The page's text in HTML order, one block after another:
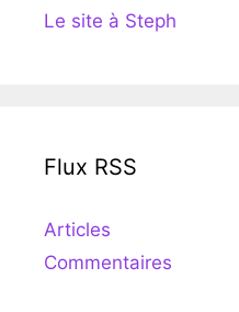
Le site à Steph
Flux RSS
Articles
Commentaires